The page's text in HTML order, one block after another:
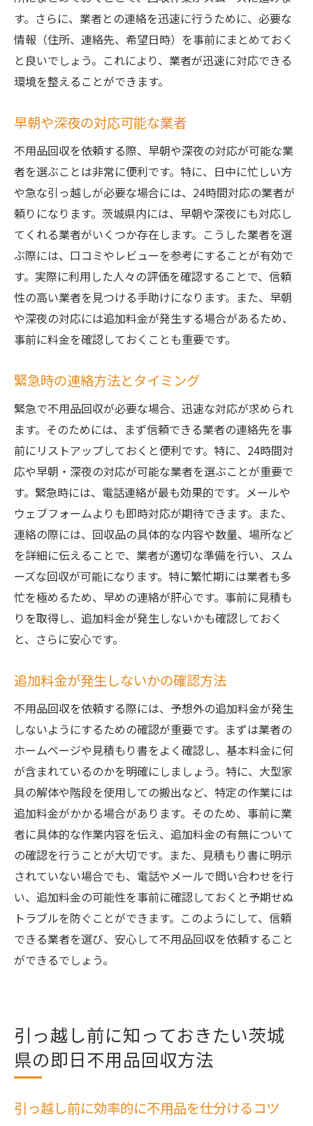
ビス紹介
緊急対応の不用品回収アプリ
地域別おすすめ業者リスト
即日回収を実現するオンライン予約サービ
便利な不用品回収のパッケージプラン
大規模不用品回収に特化したサービス
迅速な対応が可能な地域の業者
不用品回収を効率的に行う茨城県での即日対応
テクニック
短時間で不用品をまとめる方法
即日対応のための事前準備チェックリスト
効率的にスタッフを配置する方法
不用品の搬出をスムーズにするテクニック
即日対応を確実にするための連絡方法
茨城県で急いで不用品回収を依頼する際の最適
な手順
不用品回収の流れとステップ
即日対応を確保するためのコツ
事前に準備しておくべき書類と情報
業者との連絡方法と確認事項
不用品回収前後のスケジュール管理
当日のトラブルに備える対策
茨城県の即日不用品回収サービスを使いこなす
ためのヒント
サービスを最大限に活用する方法
コストを抑えるための工夫
不用品の再利用やリサイクル方法
地域のサービスをうまく利用する方法
顧客サポートを活用するためのポイント
す。さらに、業者との連絡を迅速に行うために、必要な
情報（住所、連絡先、希望日時）を事前にまとめておく
と良いでしょう。これにより、業者が迅速に対応できる
環境を整えることができます。
早朝や深夜の対応可能な業者
不用品回収を依頼する際、早朝や深夜の対応が可能な業
者を選ぶことは非常に便利です。特に、日中に忙しい方
や急な引っ越しが必要な場合には、24時間対応の業者が
頼りになります。茨城県内には、早朝や深夜にも対応し
てくれる業者がいくつか存在します。こうした業者を選
ぶ際には、口コミやレビューを参考にすることが有効で
す。実際に利用した人々の評価を確認することで、信頼
性の高い業者を見つける手助けになります。また、早朝
や深夜の対応には追加料金が発生する場合があるため、
事前に料金を確認しておくことも重要です。
緊急時の連絡方法とタイミング
緊急で不用品回収が必要な場合、迅速な対応が求められ
ます。そのためには、まず信頼できる業者の連絡先を事
前にリストアップしておくと便利です。特に、24時間対
応や早朝・深夜の対応が可能な業者を選ぶことが重要で
す。緊急時には、電話連絡が最も効果的です。メールや
ウェブフォームよりも即時対応が期待できます。また、
連絡の際には、回収品の具体的な内容や数量、場所など
を詳細に伝えることで、業者が適切な準備を行い、スム
ーズな回収が可能になります。特に繁忙期には業者も多
忙を極めるため、早めの連絡が肝心です。事前に見積も
りを取得し、追加料金が発生しないかも確認しておく
と、さらに安心です。
追加料金が発生しないかの確認方法
不用品回収を依頼する際には、予想外の追加料金が発生
しないようにするための確認が重要です。まずは業者の
ホームページや見積もり書をよく確認し、基本料金に何
が含まれているのかを明確にしましょう。特に、大型家
具の解体や階段を使用しての搬出など、特定の作業には
追加料金がかかる場合があります。そのため、事前に業
者に具体的な作業内容を伝え、追加料金の有無について
の確認を行うことが大切です。また、見積もり書に明示
されていない場合でも、電話やメールで問い合わせを行
い、追加料金の可能性を事前に確認しておくと予期せぬ
トラブルを防ぐことができます。このようにして、信頼
できる業者を選び、安心して不用品回収を依頼すること
ができるでしょう。
引っ越し前に知っておきたい茨城
県の即日不用品回収方法
引っ越し前に効率的に不用品を仕分けるコツ